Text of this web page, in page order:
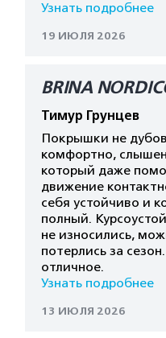
Узнать подробнее
19 ИЮЛЯ 2026
BRINA
Тимур Грунцев
Покрышки не
комфортно,
который даже
движение
себя устойчиво и
полный.
не износились,
потерлись за
отличное.
Узнать подробнее
13 ИЮЛЯ 2026